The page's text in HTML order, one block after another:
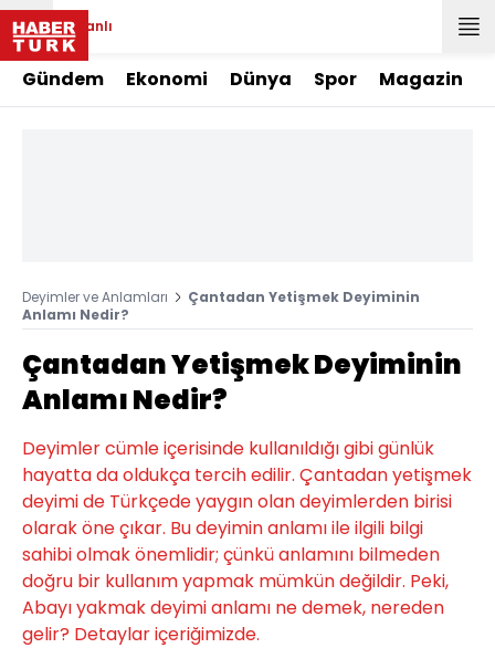
Canlı
Gündem Ekonomi Dünya Spor Magazin
Deyimler ve Anlamları
Çantadan Yetişmek Deyiminin
Anlamı Nedir?
Çantadan Yetişmek Deyiminin
Anlamı Nedir?
Deyimler cümle içerisinde kullanıldığı gibi günlük
hayatta da oldukça tercih edilir. Çantadan yetişmek
deyimi de Türkçede yaygın olan deyimlerden birisi
olarak öne çıkar. Bu deyimin anlamı ile ilgili bilgi
sahibi olmak önemlidir; çünkü anlamını bilmeden
doğru bir kullanım yapmak mümkün değildir. Peki,
Abayı yakmak deyimi anlamı ne demek, nereden
gelir? Detaylar içeriğimizde.